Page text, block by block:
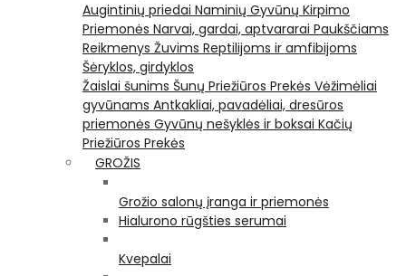
Augintinių priedai Naminių Gyvūnų Kirpimo
Priemonės Narvai, gardai, aptvararai Paukščiams
Reikmenys Žuvims Reptilijoms ir amfibijoms
Šėryklos, girdyklos
Žaislai šunims Šunų Priežiūros Prekės Vėžimėliai
gyvūnams Antkakliai, pavadėliai, dresūros
priemonės Gyvūnų nešyklės ir boksai Kačių
Priežiūros Prekės
GROŽIS
Grožio salonų įranga ir priemonės
Hialurono rūgšties serumai
Kvepalai